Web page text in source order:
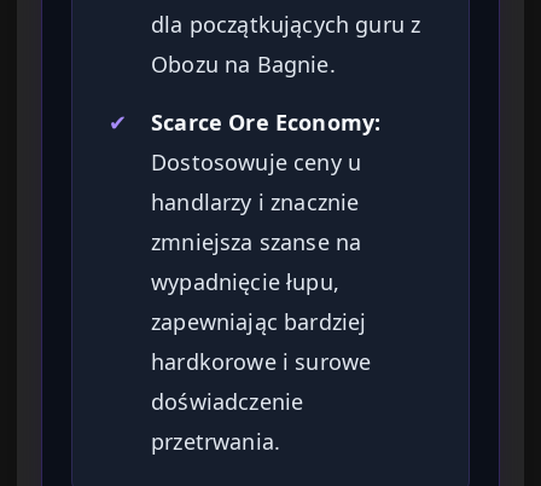
dla początkujących guru z
Obozu na Bagnie.
✔
Scarce Ore Economy:
Dostosowuje ceny u
handlarzy i znacznie
zmniejsza szanse na
wypadnięcie łupu,
zapewniając bardziej
hardkorowe i surowe
doświadczenie
przetrwania.